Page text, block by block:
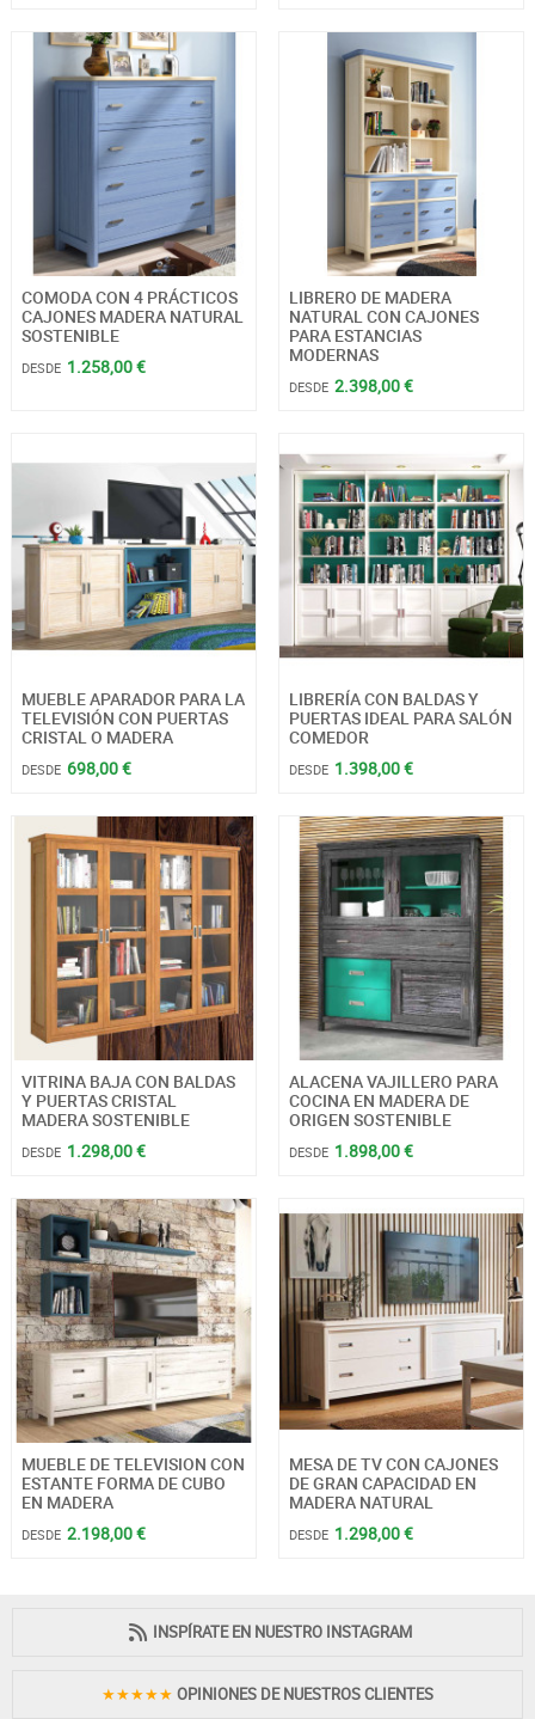
COMODA CON 4 PRÁCTICOS
CAJONES MADERA NATURAL
SOSTENIBLE
DESDE 1.258,00 €
LIBRERO DE MADERA
NATURAL CON CAJONES
PARA ESTANCIAS
MODERNAS
DESDE 2.398,00 €
MUEBLE APARADOR PARA LA
TELEVISIÓN CON PUERTAS
CRISTAL O MADERA
DESDE 698,00 €
LIBRERÍA CON BALDAS Y
PUERTAS IDEAL PARA SALÓN
COMEDOR
DESDE 1.398,00 €
VITRINA BAJA CON BALDAS
Y PUERTAS CRISTAL
MADERA SOSTENIBLE
DESDE 1.298,00 €
ALACENA VAJILLERO PARA
COCINA EN MADERA DE
ORIGEN SOSTENIBLE
DESDE 1.898,00 €
MUEBLE DE TELEVISION CON
ESTANTE FORMA DE CUBO
EN MADERA
DESDE 2.198,00 €
MESA DE TV CON CAJONES
DE GRAN CAPACIDAD EN
MADERA NATURAL
DESDE 1.298,00 €
INSPÍRATE EN NUESTRO INSTAGRAM
★★★★★ OPINIONES DE NUESTROS CLIENTES